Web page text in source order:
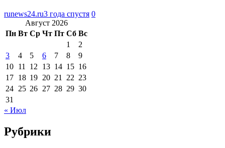
runews24.ru3 года спустя 0
Август 2026
Пн Вт Ср Чт Пт Сб Вс
1
2
3
4 5 6 7 8
9
10 11 12 13 14 15 16
17 18 19 20 21 22 23
24 25 26 27 28 29 30
31
« Июл
Рубрики